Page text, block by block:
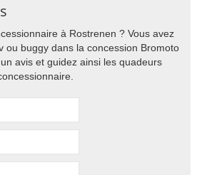
à Rostrenen ? Vous avez
ou buggy dans la concession Bromoto
avis et guidez ainsi les quadeurs